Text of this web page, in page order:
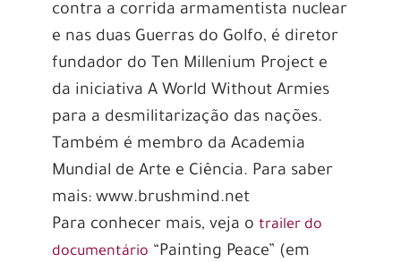
contra a corrida armamentista nuclear
e nas duas Guerras do Golfo, é diretor
fundador do Ten Millenium Project e
da iniciativa A World Without Armies
para a desmilitarização das nações.
Também é membro da Academia
Mundial de Arte e Ciência. Para saber
mais: www.brushmind.net
Para conhecer mais, veja o trailer do
documentário “Painting Peace” (em